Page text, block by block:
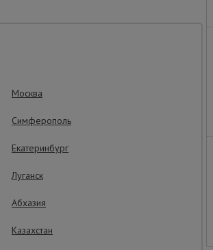
секунд.
работе на стройке.
Высокая скорость реза
Резка арматуры за 5,0 - 5,5 с.
Москва
Симферополь
Екатеринбург
Луганск
Абхазия
Казахстан